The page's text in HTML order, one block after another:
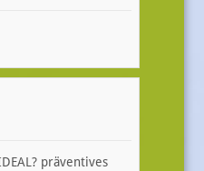
präventives